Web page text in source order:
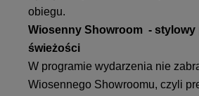
obiegu.
Wiosenny Showroom - stylowy
świeżości
W programie wydarzenia nie
Wiosennego Showroomu, czyli